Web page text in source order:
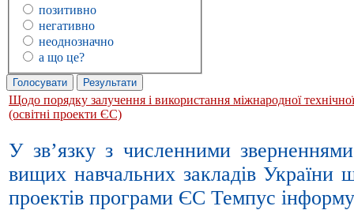
позитивно
негативно
неоднозначно
а що це?
Щодо порядку залучення і використання міжнародної
(освітні проекти ЄС)
У зв’язку з численними
вищих навчальних закладів України
проектів програми ЄС Темпус